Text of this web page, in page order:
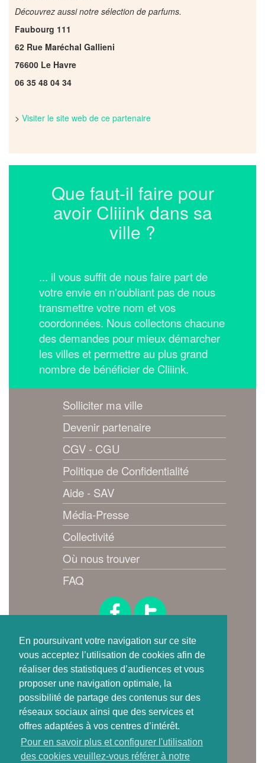
En poursuivant votre navigation sur ce site
vous acceptez l’utilisation de cookies afin de
réaliser des statistiques d’audiences et vous
proposer une navigation optimale, la
possibilité de partage des contenus sur des
réseaux sociaux ainsi que des services et
offres adaptées à vos centres d’intérêt.
Pour en savoir plus et configurer l'utilisation
des cookies veuillez-vous référer à notre
Découvrez aussi notre sélection de parfums.
Faubourg 111
62 Rue Maréchal Gallieni
76600 Le Havre
06 35 48 04 34
> Visiter le site web de ce partenaire
Que faut-il faire pour
avoir Cliiink dans sa
ville ?
... il vous suffit de nous faire part de
votre envie en n'oubliant pas de nous
transmettre votre nom et vos
coordonnées. Nous collectons chacune
des demandes pour mieux démarcher
les villes et permettre au plus grand
nombre de bénéficier de Cliiink.
Solliciter ma ville
Devenir partenaire
CGV - CGU
Politique de Confidentialité
Aide - SAV
Média-Presse
Collectivité
Où nous trouver
FAQ
Suivez-nous !
Où trouver
une carte de tri ?